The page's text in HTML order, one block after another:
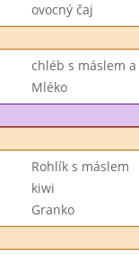
ovocný čaj
chléb s máslem
Mléko
Rohlík s máslem
kiwi
Granko